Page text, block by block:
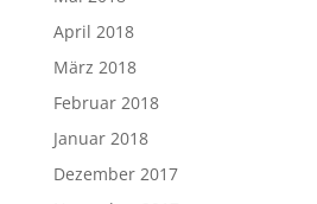
April 2018
März 2018
Februar 2018
Januar 2018
Dezember 2017